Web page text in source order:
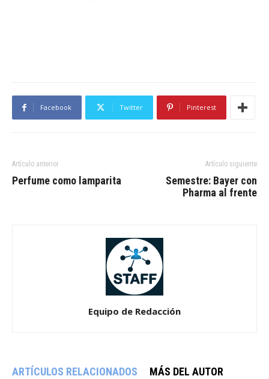
Facebook Twitter Pinterest
Artículo anterior
Perfume como lamparita
Artículo siguiente
Semestre: Bayer con
Pharma al frente
Equipo de Redacción
ARTÍCULOS RELACIONADOS MÁS DEL AUTOR